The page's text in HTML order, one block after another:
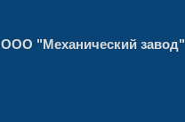
"Механический завод"